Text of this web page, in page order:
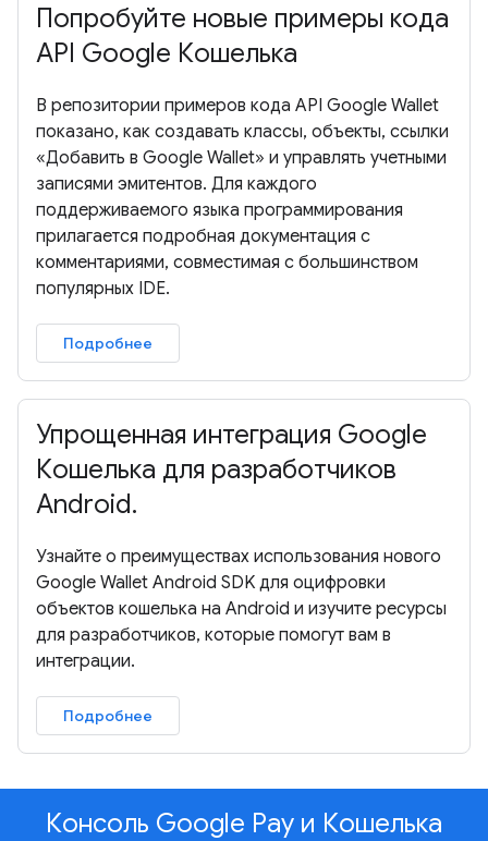
Попробуйте новые примеры кода
API Google Кошелька
В репозитории примеров кода API Google Wallet
показано, как создавать классы, объекты, ссылки
«Добавить в Google Wallet» и управлять учетными
записями эмитентов. Для каждого
поддерживаемого языка программирования
прилагается подробная документация с
комментариями, совместимая с большинством
популярных IDE.
Подробнее
Упрощенная интеграция Google
Кошелька для разработчиков
Android.
Узнайте о преимуществах использования нового
Google Wallet Android SDK для оцифровки
объектов кошелька на Android и изучите ресурсы
для разработчиков, которые помогут вам в
интеграции.
Подробнее
Консоль Google Pay и Кошелька